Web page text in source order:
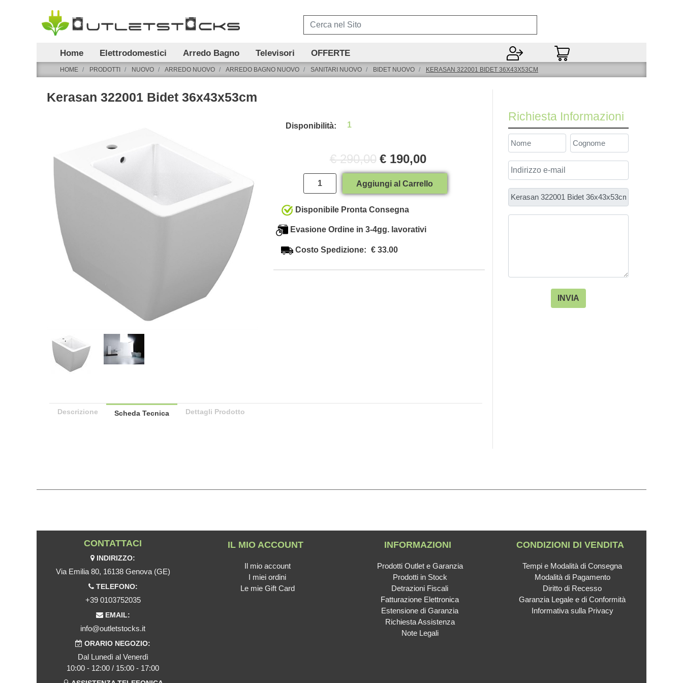
Home Elettrodomestici Arredo Bagno Televisori OFFERTE
HOME PRODOTTI NUOVO ARREDO NUOVO ARREDO BAGNO NUOVO SANITARI NUOVO BIDET NUOVO KERASAN 322001 BIDET 36X43X53CM
Kerasan 322001 Bidet 36x43x53cm
Disponibilità: 1
€ 290,00 € 190,00
Quantità
Aggiungi al Carrello
Disponibile Pronta Consegna
Evasione Ordine in 3-4gg. lavorativi
Costo Spedizione: € 33.00
Descrizione Scheda Tecnica Dettagli Prodotto
Richiesta Informazioni
CONTATTACI
INDIRIZZO:
Via Emilia 80, 16138 Genova (GE)
TELEFONO:
+39 0103752035
EMAIL:
info@outletstocks.it
ORARIO NEGOZIO:
Dal Lunedì al Venerdì
10:00 - 12:00 / 15:00 - 17:00
IL MIO ACCOUNT
Il mio account
I miei ordini
Le mie Gift Card
INFORMAZIONI
Prodotti Outlet e Garanzia
Prodotti in Stock
Detrazioni Fiscali
Fatturazione Elettronica
Estensione di Garanzia
Richiesta Assistenza
Note Legali
CONDIZIONI DI VENDITA
Tempi e Modalità di Consegna
Modalità di Pagamento
Diritto di Recesso
Garanzia Legale e di Conformità
Informativa sulla Privacy